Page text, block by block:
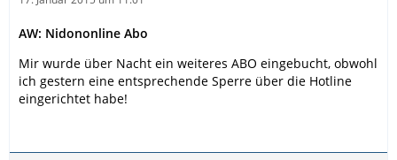
AW: Nidononline Abo
Mir wurde über Nacht ein weiteres ABO eingebucht, obwohl
ich gestern eine entsprechende Sperre über die Hotline
eingerichtet habe!